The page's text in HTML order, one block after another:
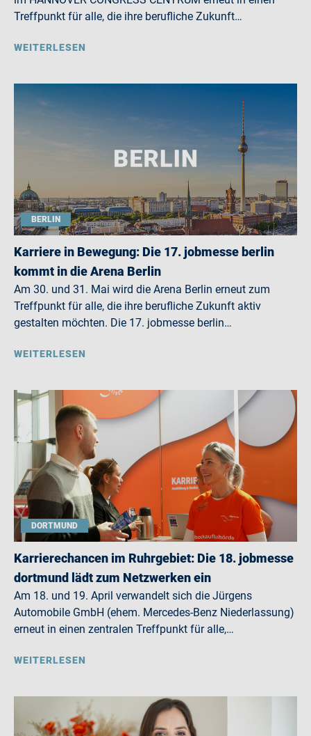
Treffpunkt für alle, die ihre berufliche Zukunft…
WEITERLESEN
BERLIN
Karriere in Bewegung: Die 17. jobmesse berlin
kommt in die Arena Berlin
Am 30. und 31. Mai wird die Arena Berlin erneut zum
Treffpunkt für alle, die ihre berufliche Zukunft aktiv
gestalten möchten. Die 17. jobmesse berlin…
WEITERLESEN
DORTMUND
Karrierechancen im Ruhrgebiet: Die 18. jobmesse
dortmund lädt zum Netzwerken ein
Am 18. und 19. April verwandelt sich die Jürgens
Automobile GmbH (ehem. Mercedes-Benz Niederlassung)
erneut in einen zentralen Treffpunkt für alle,…
WEITERLESEN